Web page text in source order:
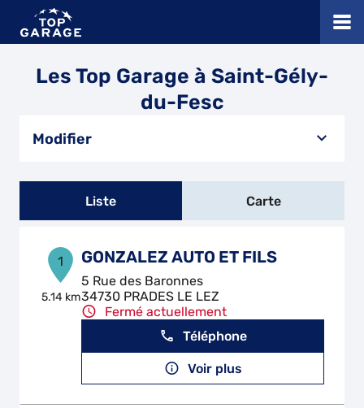
Les Top Garage à Saint-Gély-
du-Fesc
Modifier
Liste Carte
1
5.14 km
GONZALEZ AUTO ET FILS
5 Rue des Baronnes
34730 PRADES LE LEZ
Fermé actuellement
Téléphone
Voir plus